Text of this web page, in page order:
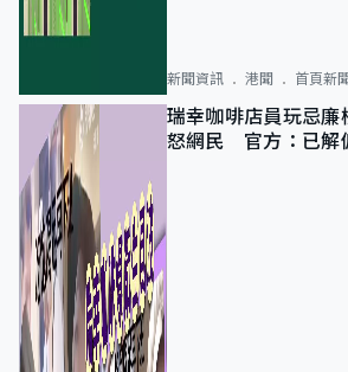
新聞資訊 港聞 首頁新聞
瑞幸咖啡店員玩忌
怒網民 官方：已解